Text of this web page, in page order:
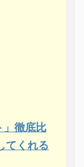
」徹底比
てくれる